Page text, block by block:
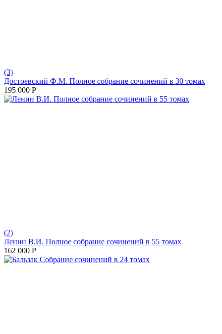
(3)
Достоевский Ф.М. Полное собрание сочинений в 30 томах
195 000 Р
(2)
Ленин В.И. Полное собрание сочинений в 55 томах
162 000 Р